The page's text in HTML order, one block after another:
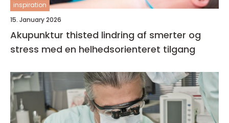
inspiration
15. January 2026
Akupunktur thisted lindring af smerter og
stress med en helhedsorienteret tilgang